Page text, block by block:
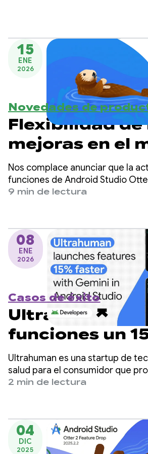
Android de alta calidad.
15
ENE
2026
Novedades de
Flexibilidad de
mejoras en el
agente y
experiencias
agente en la
funciones de
Studio Otter 3
Nos complace anunciar que la
funciones de Android Studio
Esta versión repleta de funciones
control sobre cómo usas la IA
compilar apps para Android.
9 min de lectura
08
ENE
2026
Casos de éxito
Ultrahuman
funciones un
rápido con
Android Studio
Ultrahuman es una startup de
salud para el consumidor que
estadísticas diarias de bienestar
RING Air y el medidor continuo
M1 Live.
2 min de lectura
04
DIC
2025